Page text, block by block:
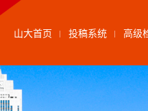
山大首页 投稿系统 高级